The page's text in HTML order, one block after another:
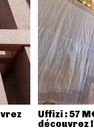
Uffizi : 57
découvrez !